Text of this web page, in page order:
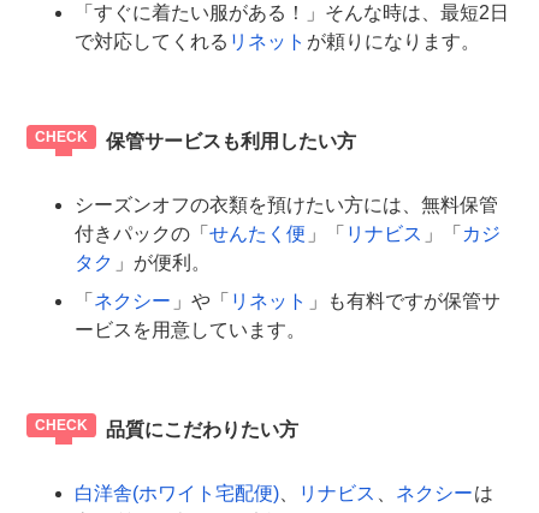
「すぐに着たい服がある！」そんな時は、最短2日
で対応してくれる リネット が頼りになります。
保管サービスも利用したい方
シーズンオフの衣類を預けたい方には、無料保管
付きパックの「せんたく便 」「 リナビス 」「 カジ
タク 」が便利。
「 ネクシー 」や「 リネット
」も有料ですが保管サ
ービスを用意しています。
品質にこだわりたい方
白洋舎(ホワイト宅配便) リナビス ネクシーは